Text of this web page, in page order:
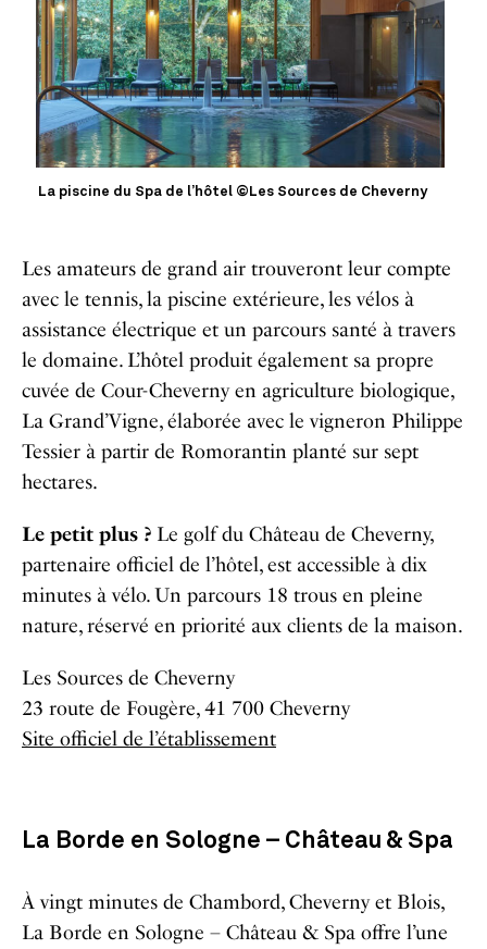
La piscine du Spa de l’hôtel ©Les Sources de Cheverny
Les amateurs de grand air trouveront leur compte
avec le tennis, la piscine extérieure, les vélos à
assistance électrique et un parcours santé à travers
le domaine. L’hôtel produit également sa propre
cuvée de Cour-Cheverny en agriculture biologique,
La Grand’Vigne, élaborée avec le vigneron Philippe
Tessier à partir de Romorantin planté sur sept
hectares.
Le petit plus ? Le golf du Château de Cheverny,
partenaire officiel de l’hôtel, est accessible à dix
minutes à vélo. Un parcours 18 trous en pleine
nature, réservé en priorité aux clients de la maison.
Les Sources de Cheverny
23 route de Fougère, 41 700 Cheverny
Site officiel de l’établissement
La Borde en Sologne – Château & Spa
À vingt minutes de Chambord, Cheverny et Blois,
La Borde en Sologne – Château & Spa offre l’une